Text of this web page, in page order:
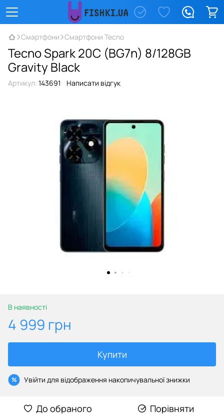
Смартфони Смартфони Tecno
Tecno Spark 20С (BG7n) 8/128GB
Gravity Black
Артикул: 143691 Написати відгук
В наявності
4 999 грн
Купити
% Увійти для відображення накопичувальної знижки
До обраного Порівняти